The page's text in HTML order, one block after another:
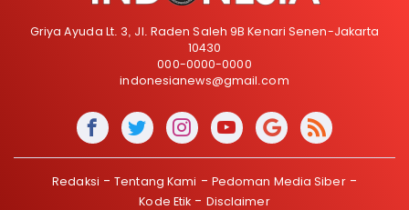
Griya Ayuda Lt. 3, Jl. Raden Saleh 9B Kenari Senen-Jakarta
10430
000-0000-0000
indonesianews@gmail.com
Redaksi Tentang Kami
Pedoman Media Siber
Kode Etik
Disclaimer